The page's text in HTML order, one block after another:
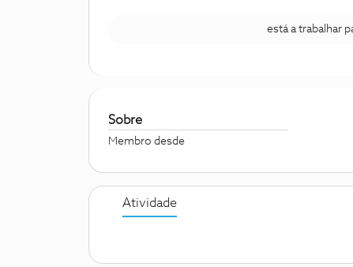
está a trabalhar
Sobre
Membro desde
Atividade